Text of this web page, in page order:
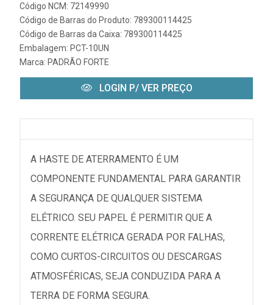
Código NCM: 72149990
Código de Barras do Produto: 789300114425
Código de Barras da Caixa: 789300114425
Embalagem: PCT-10UN
Marca: PADRÃO FORTE
LOGIN P/ VER PREÇO
A HASTE DE ATERRAMENTO É UM
COMPONENTE FUNDAMENTAL PARA GARANTIR
A SEGURANÇA DE QUALQUER SISTEMA
ELÉTRICO. SEU PAPEL É PERMITIR QUE A
CORRENTE ELÉTRICA GERADA POR FALHAS,
COMO CURTOS-CIRCUITOS OU DESCARGAS
ATMOSFÉRICAS, SEJA CONDUZIDA PARA A
TERRA DE FORMA SEGURA.